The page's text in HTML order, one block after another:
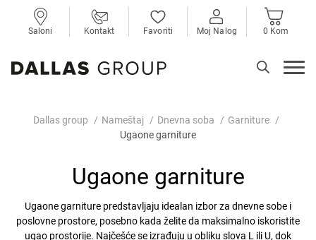
Saloni Kontakt Favoriti Moj Nalog 0 Kom
Dallas group Nameštaj Dnevna soba
Garniture
Ugaone garniture
Ugaone garniture
Ugaone garniture predstavljaju idealan izbor za dnevne sobe i
poslovne prostore, posebno kada želite da maksimalno iskoristite
ugao prostorije. Najčešće se izrađuju u obliku slova L ili U, dok